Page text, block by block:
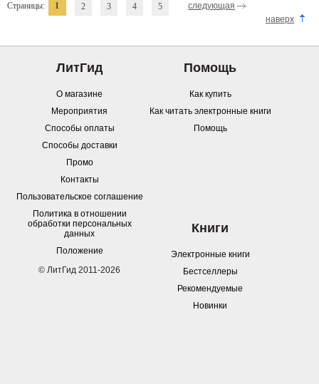
Страницы: 1 2 3 4 5
следующая
наверх
ЛитГид
О магазине
Мероприятия
Способы оплаты
Способы доставки
Промо
Контакты
Пользовательское соглашение
Политика в отношении
обработки персональных
данных
Положение
© ЛитГид 2011-2026
Помощь
Как купить
Как читать электронные книги
Помощь
Книги
Электронные книги
Бестселлеры
Рекомендуемые
Новинки